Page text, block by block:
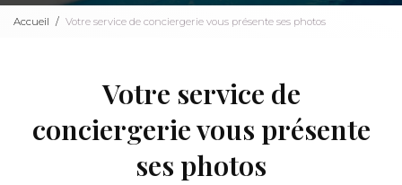
Accueil Votre service de conciergerie vous présente ses photos
Votre service de
conciergerie vous présente
ses photos